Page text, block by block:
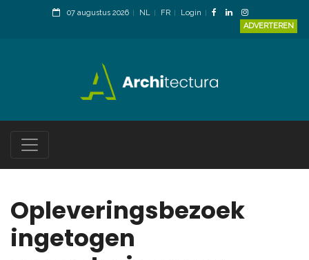
07 augustus 2026 NL FR
Login
ADVERTEREN
Opleveringsbezoek
ingetogen